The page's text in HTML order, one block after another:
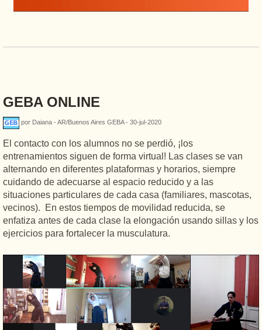
GEBA ONLINE
por Daiana - AR/Buenos Aires GEBA - 30-jul-2020
El contacto con los alumnos no se perdió, ¡los
entrenamientos siguen de forma virtual! Las clases se van
alternando en diferentes plataformas y horarios, siempre
cuidando de adecuarse al espacio reducido y a las
situaciones particulares de cada casa (familiares, mascotas,
vecinos). En estos tiempos de movilidad reducida, se
enfatiza antes de cada clase la elongación usando sillas y los
ejercicios para fortalecer la musculatura.